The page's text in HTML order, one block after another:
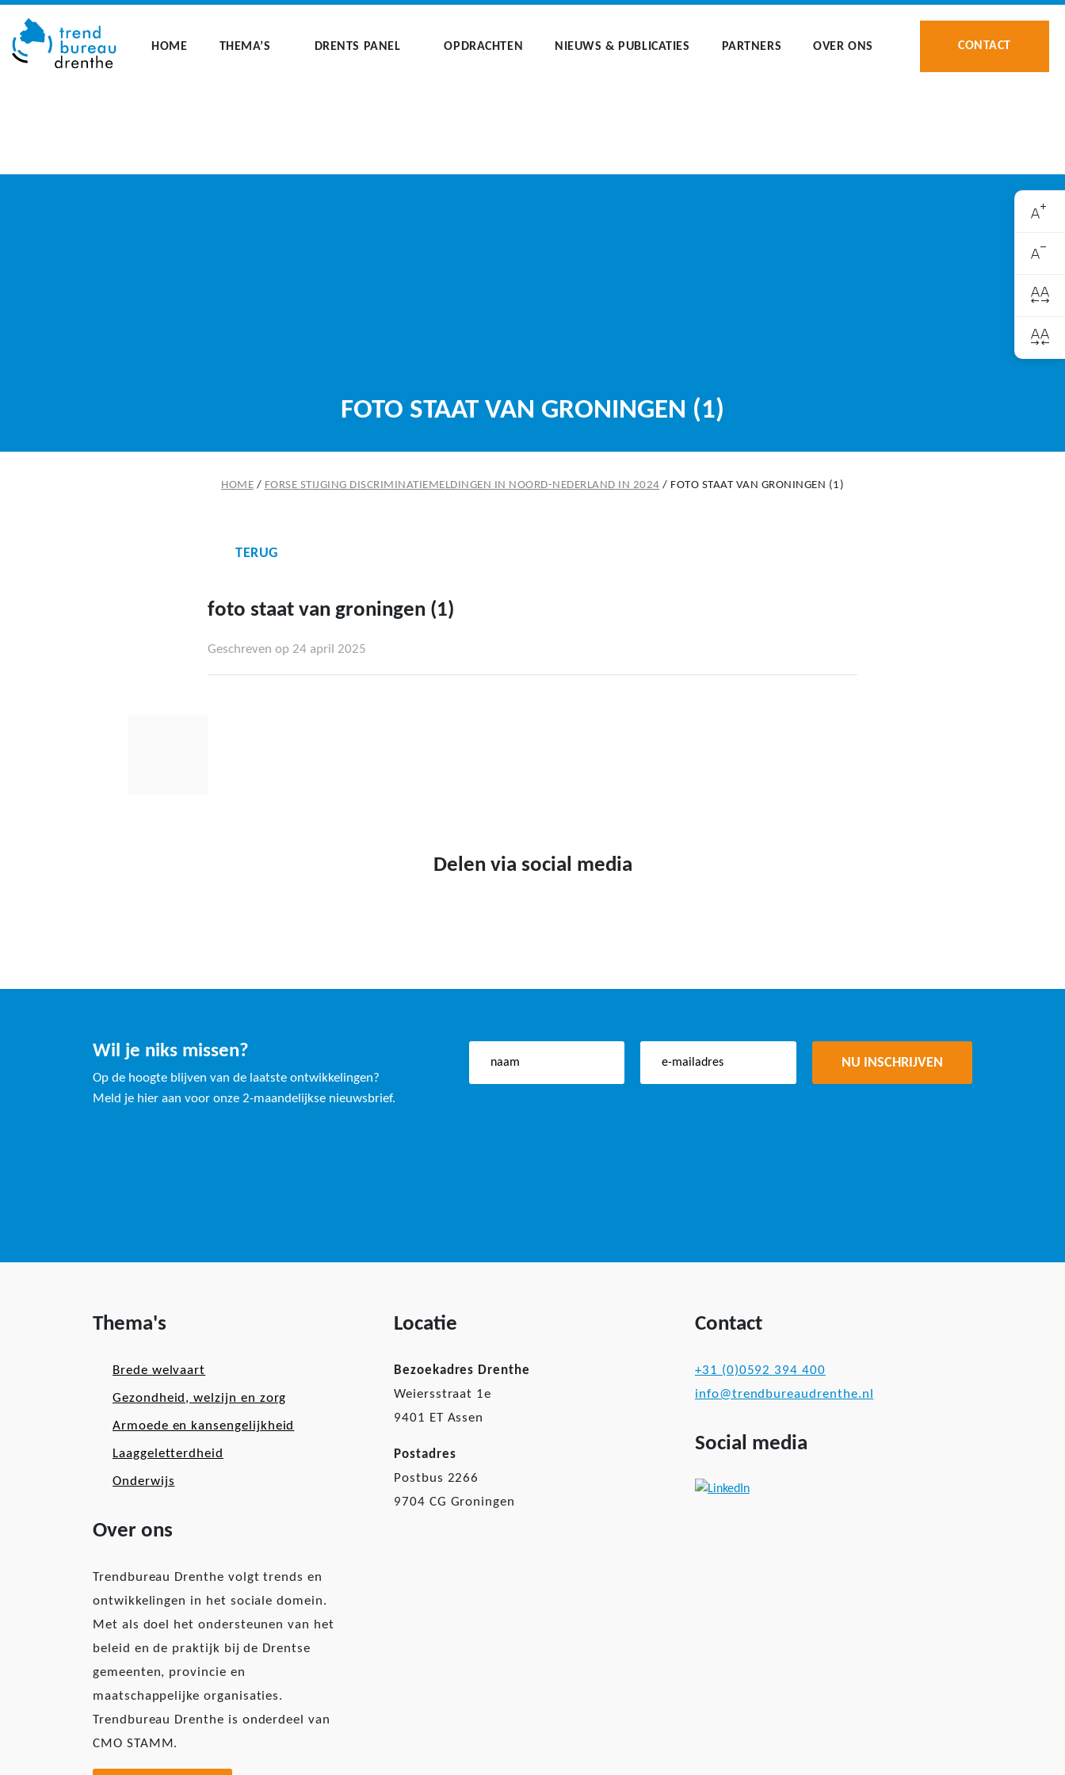
CONTACT
HOME THEMA’S DRENTS PANEL OPDRACHTEN NIEUWS & PUBLICATIES PARTNERS OVER ONS
FOTO STAAT VAN GRONINGEN (1)
HOME / FORSE STIJGING DISCRIMINATIEMELDINGEN IN NOORD-NEDERLAND IN 2024 / FOTO STAAT VAN GRONINGEN (1)
TERUG
foto staat van groningen (1)
Geschreven op 24 april 2025
Delen via social media
Wil je niks missen?
Op de hoogte blijven van de laatste ontwikkelingen?
Meld je hier aan voor onze 2-maandelijkse nieuwsbrief.
Thema's
Brede welvaart
Gezondheid, welzijn en zorg
Armoede en kansengelijkheid
Laaggeletterdheid
Onderwijs
Over ons
Trendbureau Drenthe volgt trends en
ontwikkelingen in het sociale domein.
Met als doel het ondersteunen van het
beleid en de praktijk bij de Drentse
gemeenten, provincie en
maatschappelijke organisaties.
Trendbureau Drenthe is onderdeel van
CMO STAMM.
Locatie
Bezoekadres Drenthe
Weiersstraat 1e
9401 ET Assen
Postadres
Postbus 2266
9704 CG Groningen
Contact
+31 (0)0592 394 400
info@trendbureaudrenthe.nl
Social media